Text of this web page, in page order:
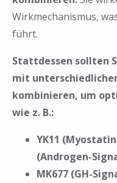
Wirkmechanismus,
führt.
Stattdessen sollten
mit
kombinieren, um
wie z. B.:
YK11
(Androgen-
MK677 (GH-